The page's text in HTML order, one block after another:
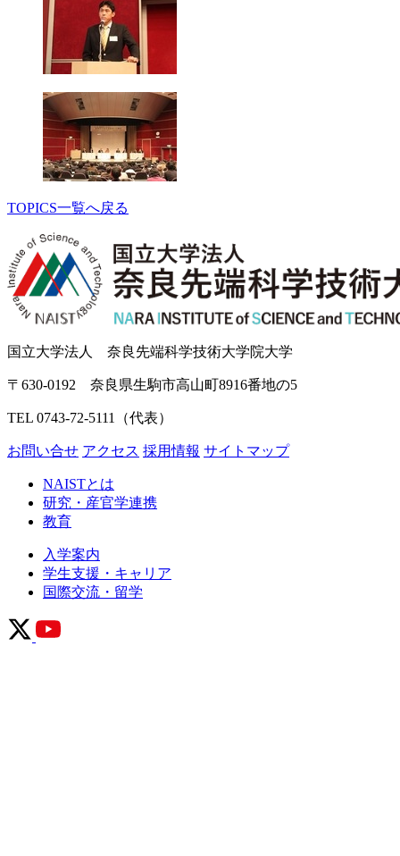
TOPICS一覧へ戻る
国立大学法人 奈良先端科学技術大学院大学
〒630-0192 奈良県生駒市高山町8916番地の5
TEL 0743-72-5111（代表）
お問い合せ アクセス 採用情報 サイトマップ
NAISTとは
研究・産官学連携
教育
入学案内
学生支援・キャリア
国際交流・留学